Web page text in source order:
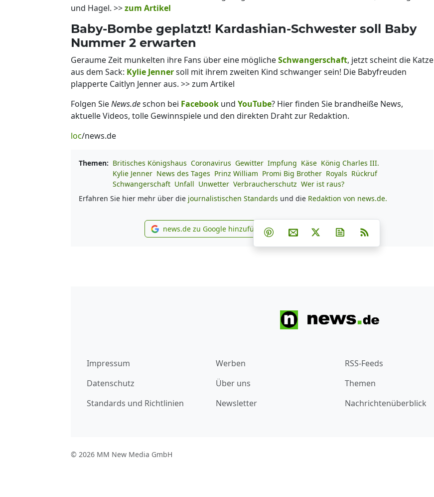
und Hagel. >>zum Artikel
Baby-Bombe geplatzt! Kardashian-Schwester soll Baby
Nummer 2 erwarten
Geraume Zeit munkelten ihre Fans über eine möglicheSchwangerschaft, jetzt scheint die Katze
aus dem Sack: Kylie Jennersoll mit ihrem zweiten Kind schwanger sein! Die Babyfreuden
plapperte Caitlyn Jenner aus. >> zum Artikel
Folgen SieNews.deschon bei Facebook und YouTube? Hier finden Sie brandheiße News,
aktuelle Videos, tolle Gewinnspiele und den direkten Draht zur Redaktion.
loc/news.de
Themen: Britisches Königshaus Coronavirus Gewitter Impfung Käse König Charles III.
Kylie Jenner News des Tages Prinz William Promi Big Brother Royals Rückruf
Schwangerschaft Unfall Unwetter Verbraucherschutz Wer ist raus?
Erfahren Sie hier mehr über die journalistischen Standards und die Redaktion von news.de.
news.de zu Google hinzufügen
news.de zu Google hinzufügen Teilen auf Facebook
Teilen auf Whatsapp
Teilen auf Telegram
Teilen auf Pinterest
Per E-Mail teilen
Post auf XNewsletter abonnieren
Impressum
Datenschutz
Standards und Richtlinien
Werben
Über uns
Newsletter
RSS-Feeds
Themen
Nachrichtenüberblick
© 2026 MM New Media GmbH